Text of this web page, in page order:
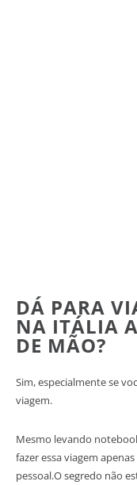
DÁ PARA
NA ITÁLIA
DE MÃO?
Sim, especialmente se
viagem.
Mesmo levando
fazer essa viagem
pessoal.O segredo não